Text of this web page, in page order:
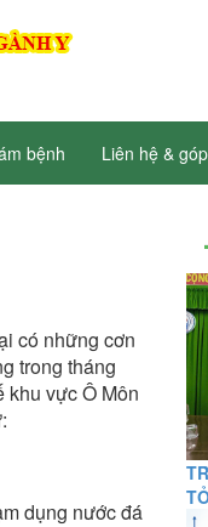
bệnh Liên hệ &
có những cơn
trong tháng
khu vực Ô Môn
dụng nước đá